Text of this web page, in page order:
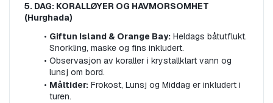
5. DAG: KORALLØYER OG HAVMORSOMHET
(Hurghada)
Giftun Island & Orange Bay: Heldags båtutflukt.
Snorkling, maske og fins inkludert.
Observasjon av koraller i krystallklart vann og
lunsj om bord.
Måltider: Frokost, Lunsj og Middag er inkludert i
turen.